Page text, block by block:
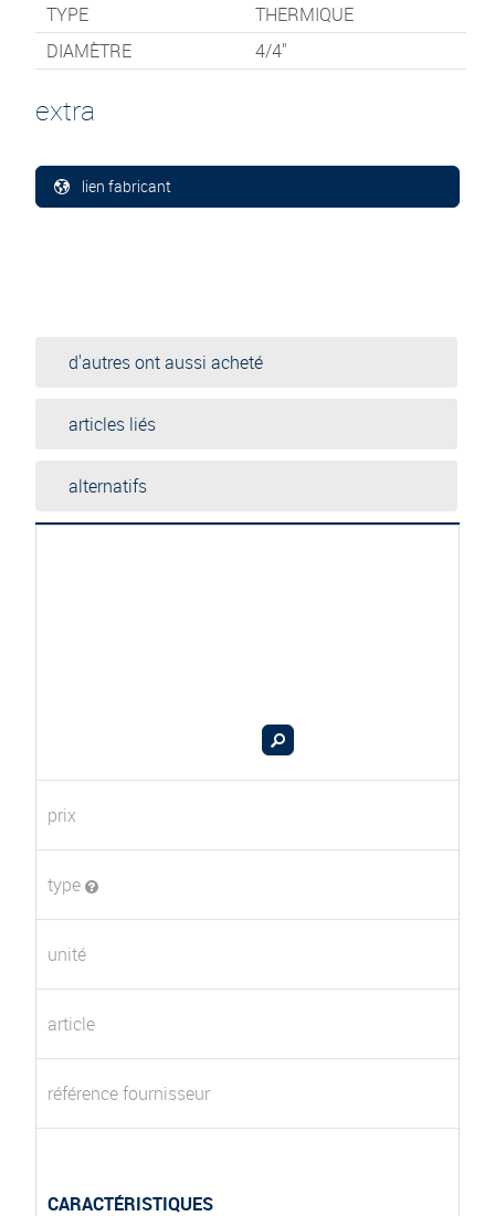
TYPE
THERMIQUE
DIAMÈTRE
4/4"
extra
lien fabricant
d'autres ont aussi acheté
articles liés
alternatifs
prix
type
unité
article
référence fournisseur
CARACTÉRISTIQUES